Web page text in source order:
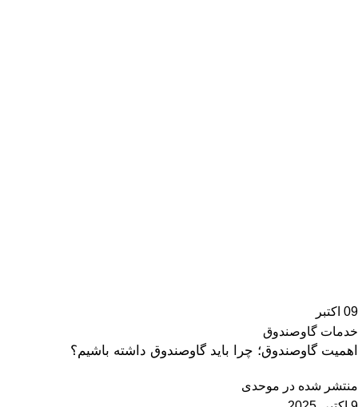
09 اکتبر
خدمات گاوصندوق
اهمیت گاوصندوق؛ چرا باید گاوصندوق داشته باشیم؟
منتشر شده در موحدی